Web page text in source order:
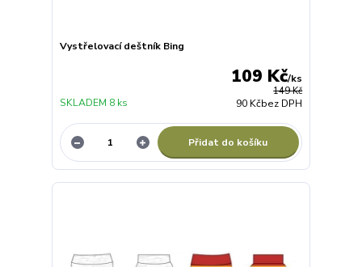
Vystřelovací deštník Bing
149 Kč
109 Kč/ks
90 Kčbez DPH
SKLADEM 8 ks
Přidat do košíku